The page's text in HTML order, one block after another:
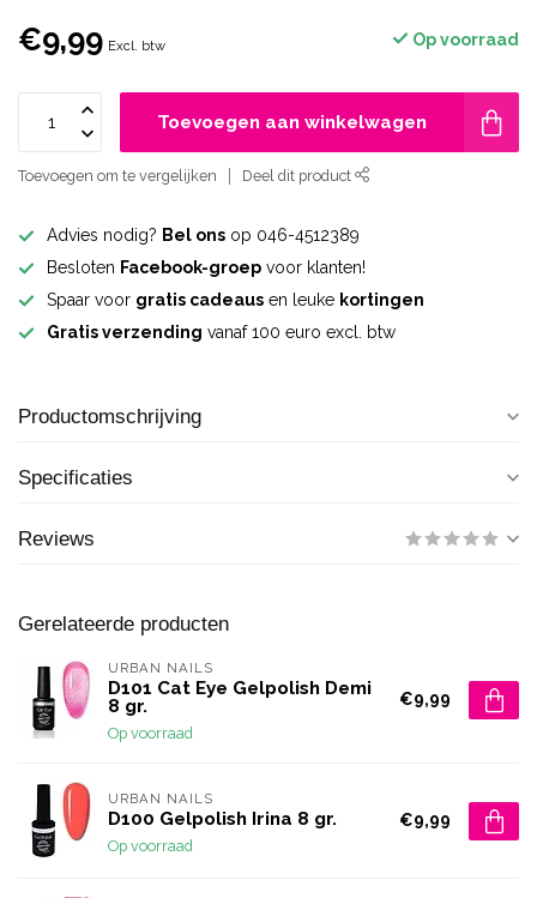
€9,99 Excl. btw Op voorraad
Toevoegen aan winkelwagen
Toevoegen om te vergelijken Deel dit product
Advies nodig? Bel ons op 046-4512389
Besloten Facebook-groep voor klanten!
Spaar voor gratis cadeaus en leuke kortingen
Gratis verzending vanaf 100 euro excl. btw
Productomschrijving
Specificaties
Reviews
Gerelateerde producten
URBAN NAILS
D101 Cat Eye Gelpolish Demi
8 gr.
Op voorraad
€9,99
URBAN NAILS
D100 Gelpolish Irina 8 gr.
Op voorraad
€9,99